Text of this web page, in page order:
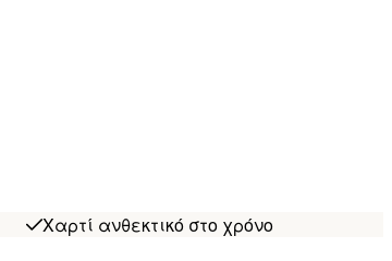
Χαρτί ανθεκτικό στο χρόνο